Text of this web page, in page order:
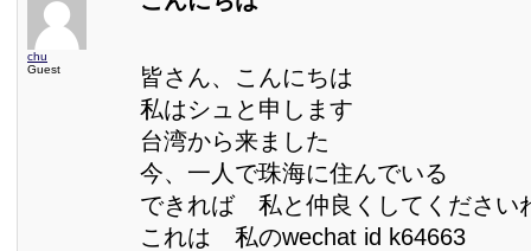
chu
Guest
皆さん、こんにちは
私はシュと申します
台湾から来ました
今、一人で珠海に住んでいる
できれば 私と仲良くしてください
これは 私のwechat id k64663